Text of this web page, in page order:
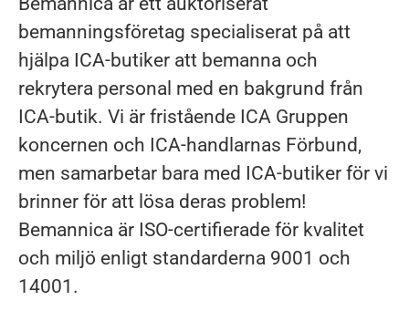
bemanningsföretag specialiserat på att
hjälpa ICA-butiker att bemanna och
rekrytera personal med en bakgrund från
ICA-butik. Vi är fristående ICA Gruppen
koncernen och ICA-handlarnas Förbund,
men samarbetar bara med ICA-butiker för vi
brinner för att lösa deras problem!
Bemannica är ISO-certifierade för kvalitet
och miljö enligt standarderna 9001 och
14001.